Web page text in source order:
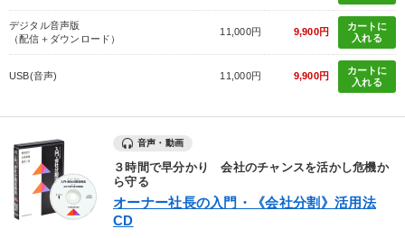
デジタル音声版
（配信＋ダウンロード）
11,000円 9,900円
カートに
入れる
USB(音声) 11,000円 9,900円
カートに
入れる
音声・動画
３時間で早分かり 会社のチャンスを活かし危機か
ら守る
オーナー社長の入門・《会社分割》活用法
CD